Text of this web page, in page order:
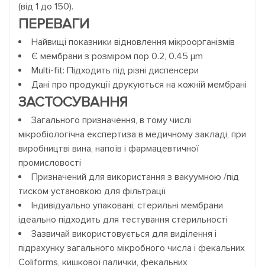
(від 1 до 150).
ПЕРЕВАГИ
Найвищі показники відновлення мікроорганізмів
Є мембрани з розміром пор 0.2, 0.45 μm
Multi-fit: Підходить під різні диспенсери
Дані про продукції друкуються на кожній мембрані
ЗАСТОСУВАННЯ
Загального призначення, в тому числі
мікробіологічна експертиза в медичному закладі, при
виробництві вина, напоїв і фармацевтичної
промисловості
Призначений для використання з вакуумною /під
тиском установкою для фільтрації
Індивідуально упаковані, стерильні мембрани
ідеально підходить для тестування стерильності
Зазвичай використовується для виділення і
підрахунку загального мікробного числа і фекальних
Coliforms, кишкової палички, фекальних